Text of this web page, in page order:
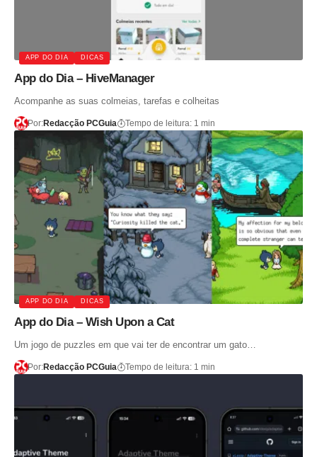
APP DO DIA DICAS
App do Dia – HiveManager
Acompanhe as suas colmeias, tarefas e colheitas
Por:Redacção PCGuia Tempo de leitura: 1 min
APP DO DIA DICAS
App do Dia – Wish Upon a Cat
Um jogo de puzzles em que vai ter de encontrar um gato…
Por:Redacção PCGuia Tempo de leitura: 1 min